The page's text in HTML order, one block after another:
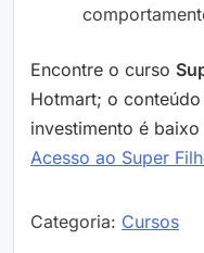
Encontre o curso
Hotmart; o
investimento é
Acesso ao Super
Categoria: Cursos